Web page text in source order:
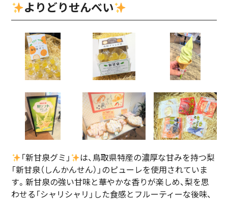
よりどりせんべい
「新甘泉グミ」
は、鳥取県特産の濃厚な甘みを持つ梨
「新甘泉（しんかんせん）」のピューレを使用されていま
す。新甘泉の強い甘味と華やかな香りが楽しめ、梨を思
わせる「シャリシャリ」した食感とフルーティーな後味、